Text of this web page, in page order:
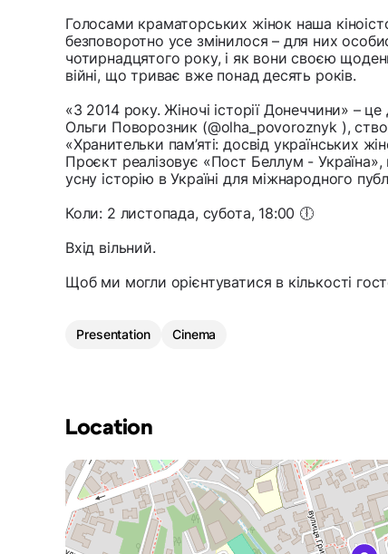
Голосами краматорських жінок наша
безповоротно усе змінилося – для них
чотирнадцятого року, і як вони своєю
війні, що триває вже понад десять років.
«З 2014 року. Жіночі історії Донеччини» –
Ольги Поворозник (@olha_povoroznyk ),
«Хранительки пам’яті: досвід українських
Проєкт реалізовує «Пост Беллум -
усну історію в Україні для міжнародного
Коли: 2 листопада, субота, 18:00 🕕
Вхід вільний.
Щоб ми могли орієнтуватися в кількості
Presentation Cinema
Location